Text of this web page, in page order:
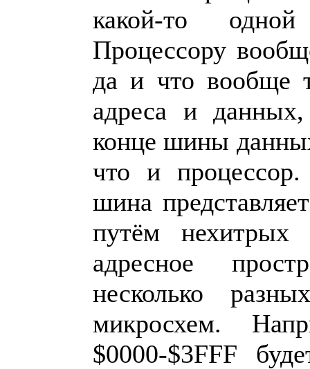
какой-то
Процессору
да и что вообще
адреса и
конце шины
что и процессор.
шина
путём нехитрых
адресное
несколько
микросхем.
$0000-$3FFF